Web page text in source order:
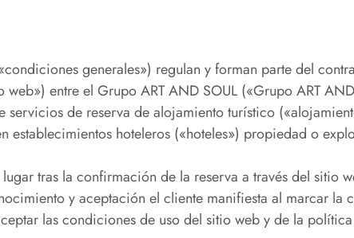
generales») regulan y forman parte del
entre el Grupo ART AND SOUL («Grupo ART
de reserva de alojamiento turístico
establecimientos hoteleros («hoteles») propiedad o
tras la confirmación de la reserva a través del sitio
y aceptación el cliente manifiesta al marcar
las condiciones de uso del sitio web y de la